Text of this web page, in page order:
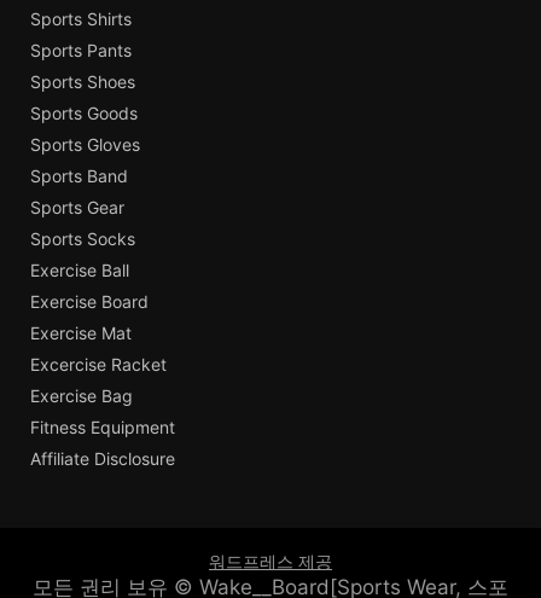
Sports Shirts
Sports Pants
Sports Shoes
Sports Goods
Sports Gloves
Sports Band
Sports Gear
Sports Socks
Exercise Ball
Exercise Board
Exercise Mat
Excercise Racket
Exercise Bag
Fitness Equipment
Affiliate Disclosure
워드프레스 제공
모든 권리 보유 © Wake__Board[Sports Wear, 스포